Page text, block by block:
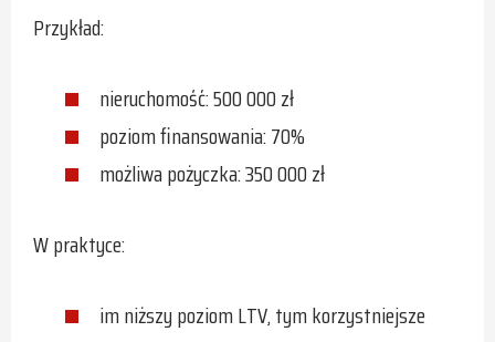
Przykład:
nieruchomość: 500 000 zł
poziom finansowania: 70%
możliwa pożyczka: 350 000 zł
W praktyce:
im niższy poziom LTV, tym korzystniejsze